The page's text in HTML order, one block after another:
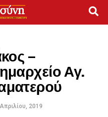
–
Αγ.
2019